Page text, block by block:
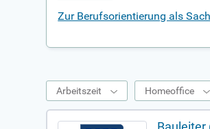
Zur Berufsorientierung als
Arbeitszeit Homeoffice